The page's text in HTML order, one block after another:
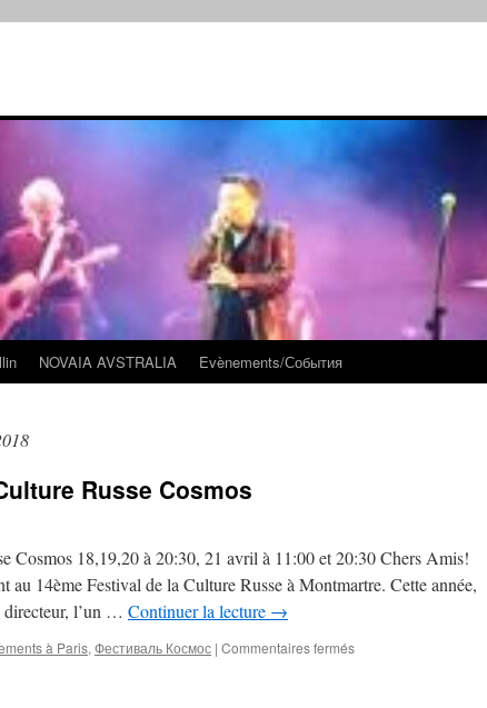
NOVAIA AVSTRALIA Evènements/События
Russe Cosmos
Cosmos 18,19,20 à 20:30, 21 avril à 11:00 et 20:30 Chers Amis!
au 14ème Festival de la Culture Russe à Montmartre. Cette année,
directeur, l’un … Continuer la lecture →
à Paris, Фестиваль Космос | Commentaires ferméssur